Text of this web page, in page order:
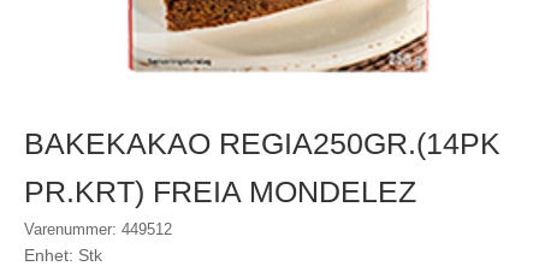
BAKEKAKAO REGIA250GR.(14PK
PR.KRT) FREIA MONDELEZ
Varenummer: 449512
Enhet: Stk